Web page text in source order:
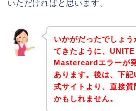
いただければと思います。
いかがだったでしょ
てきたように、
Mastercardエラーが
あります。後は、下
式サイトより、直接
かもしれません。